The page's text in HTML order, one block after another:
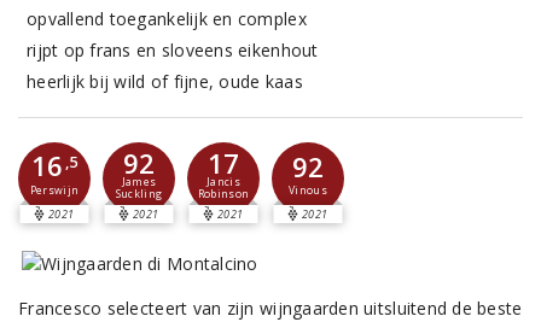
opvallend toegankelijk en complex
rijpt op frans en sloveens eikenhout
heerlijk bij wild of fijne, oude kaas
16 ,5
Perswijn
2021
92
James
Suckling
2021
17
Jancis
Robinson
2021
92
Vinous
2021
Francesco selecteert van zijn wijngaarden uitsluitend de beste